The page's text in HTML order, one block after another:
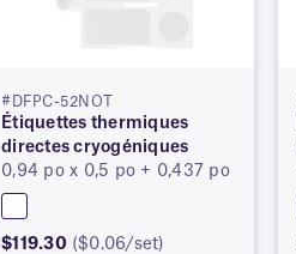
#DFPC-52NOT
Étiquettes thermiques
directes cryogéniques
0,94 po x 0,5 po + 0,437 po
$119.30 ($0.06/set)